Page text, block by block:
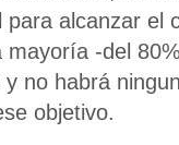
alcanzar el
mayoría -del
no habrá
objetivo.